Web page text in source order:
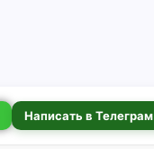
Написать в Телеграм